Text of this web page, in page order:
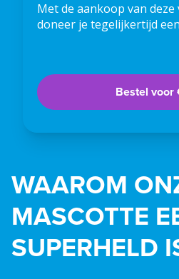
Met de aankoop van
doneer je tegelijkertijd
Bestel voor
WAAROM
MASCOTTE
SUPERHELD